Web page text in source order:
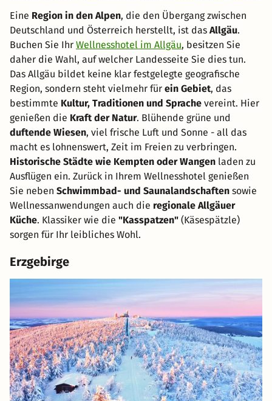
Eine Region in den Alpen, die den Übergang zwischen
Deutschland und Österreich herstellt, ist das Allgäu.
Buchen Sie Ihr Wellnesshotel im Allgäu, besitzen Sie
daher die Wahl, auf welcher Landesseite Sie dies tun.
Das Allgäu bildet keine klar festgelegte geografische
Region, sondern steht vielmehr für ein Gebiet, das
bestimmte Kultur, Traditionen und Sprache vereint. Hier
genießen die Kraft der Natur. Blühende grüne und
duftende Wiesen, viel frische Luft und Sonne - all das
macht es lohnenswert, Zeit im Freien zu verbringen.
Historische Städte wie Kempten oder Wangen laden zu
Ausflügen ein. Zurück in Ihrem Wellnesshotel genießen
Sie neben Schwimmbad- und Saunalandschaften sowie
Wellnessanwendungen auch die regionale Allgäuer
Küche. Klassiker wie die "Kasspatzen" (Käsespätzle)
sorgen für Ihr leibliches Wohl.
Erzgebirge